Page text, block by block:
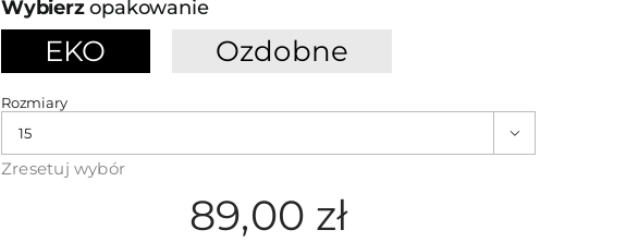
opakowanie
EKO Ozdobne
Rozmiary

Zresetuj wybór
89,00 zł